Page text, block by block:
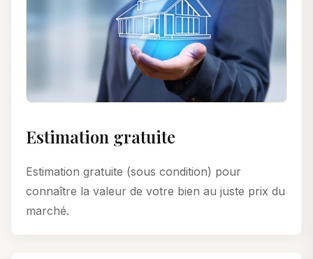
Estimation gratuite
Estimation gratuite (sous condition) pour
connaître la valeur de votre bien au juste prix du
marché.